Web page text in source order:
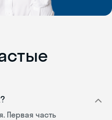
Первая часть